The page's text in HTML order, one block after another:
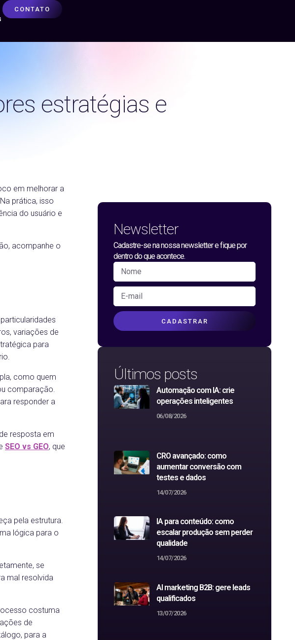
CONTATO
estratégias e
em melhorar a
prática, isso
do usuário e
acompanhe o
variações de
para
como quem
comparação.
responder a
resposta em
SEO vs GEO, que
pela estrutura.
lógica para o
se
mal resolvida
costuma
de
para a
Newsletter
Cadastre-se na nossa newsletter e fique por
dentro do que acontece.
CADASTRAR
Últimos posts
Automação com IA: crie
operações inteligentes
06/08/2026
CRO avançado: como
aumentar conversão com
testes e dados
14/07/2026
IA para conteúdo: como
escalar produção sem perder
qualidade
14/07/2026
AI marketing B2B: gere leads
qualificados
13/07/2026